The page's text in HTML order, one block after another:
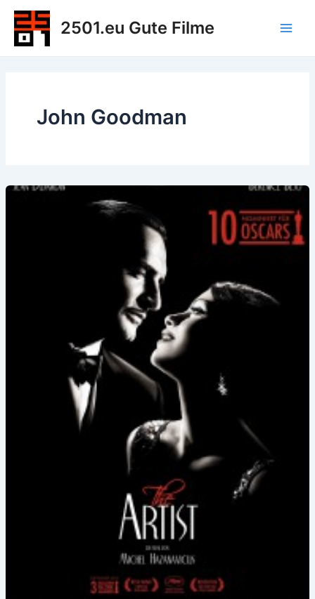
Zum
Inhalt
springen
2501.eu Gute Filme
John Goodman